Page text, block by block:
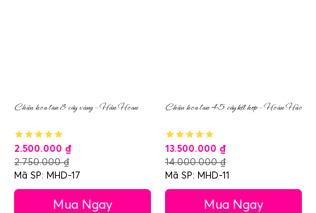
Chậu hoa lan 8 cây vàng – Hân Hoan
2.500.000 ₫
2.750.000₫
Mã SP: MHD-17
Mua Ngay
Chậu hoa lan 45 cây kết hợp – Hoàn Hảo
13.500.000 ₫
14.000.000₫
Mã SP: MHD-11
Mua Ngay